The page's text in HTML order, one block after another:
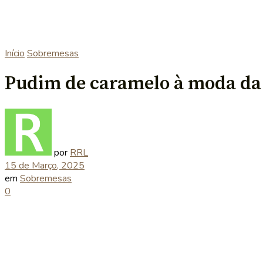
Início Sobremesas
Pudim de caramelo à moda
por RRL
15 de Março, 2025
em Sobremesas
0